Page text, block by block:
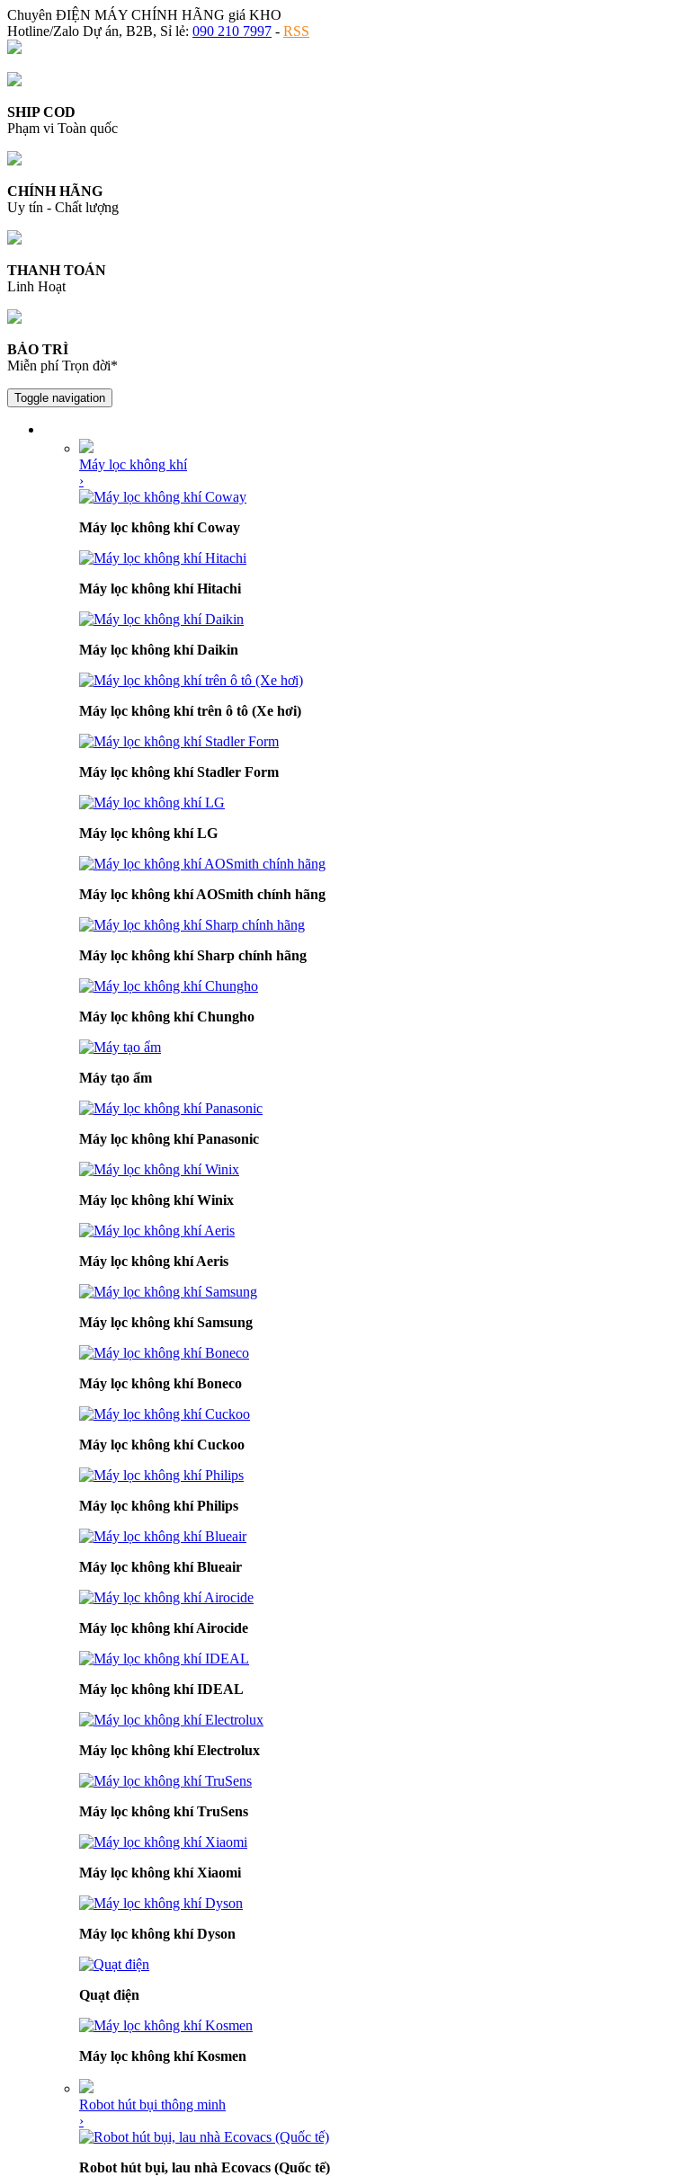
Chuyên ĐIỆN MÁY CHÍNH HÃNG giá KHO
Hotline/Zalo Dự án, B2B, Sỉ lẻ: 090 210 7997 - RSS
SHIP COD
Phạm vi Toàn quốc
CHÍNH HÃNG
Uy tín - Chất lượng
THANH TOÁN
Linh Hoạt
BẢO TRÌ
Miễn phí Trọn đời*
Toggle navigation
Máy lọc không khí
›
Máy lọc không khí Coway
Máy lọc không khí Hitachi
Máy lọc không khí Daikin
Máy lọc không khí trên ô tô (Xe hơi)
Máy lọc không khí Stadler Form
Máy lọc không khí LG
Máy lọc không khí AOSmith chính hãng
Máy lọc không khí Sharp chính hãng
Máy lọc không khí Chungho
Máy tạo ẩm
Máy lọc không khí Panasonic
Máy lọc không khí Winix
Máy lọc không khí Aeris
Máy lọc không khí Samsung
Máy lọc không khí Boneco
Máy lọc không khí Cuckoo
Máy lọc không khí Philips
Máy lọc không khí Blueair
Máy lọc không khí Airocide
Máy lọc không khí IDEAL
Máy lọc không khí Electrolux
Máy lọc không khí TruSens
Máy lọc không khí Xiaomi
Máy lọc không khí Dyson
Quạt điện
Máy lọc không khí Kosmen
Robot hút bụi thông minh
›
Robot hút bụi, lau nhà Ecovacs (Quốc tế)